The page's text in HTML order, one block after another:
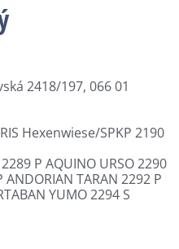
2418/197, 066 01
Hexenwiese/SPKP 2190
P AQUINO URSO 2290
TARAN 2292 P
YUMO 2294 S